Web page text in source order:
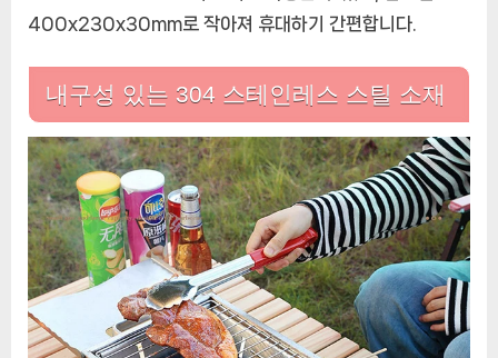
400x230x30mm로 작아져 휴대하기 간편합니다.
내구성 있는 304 스테인레스 스틸 소재